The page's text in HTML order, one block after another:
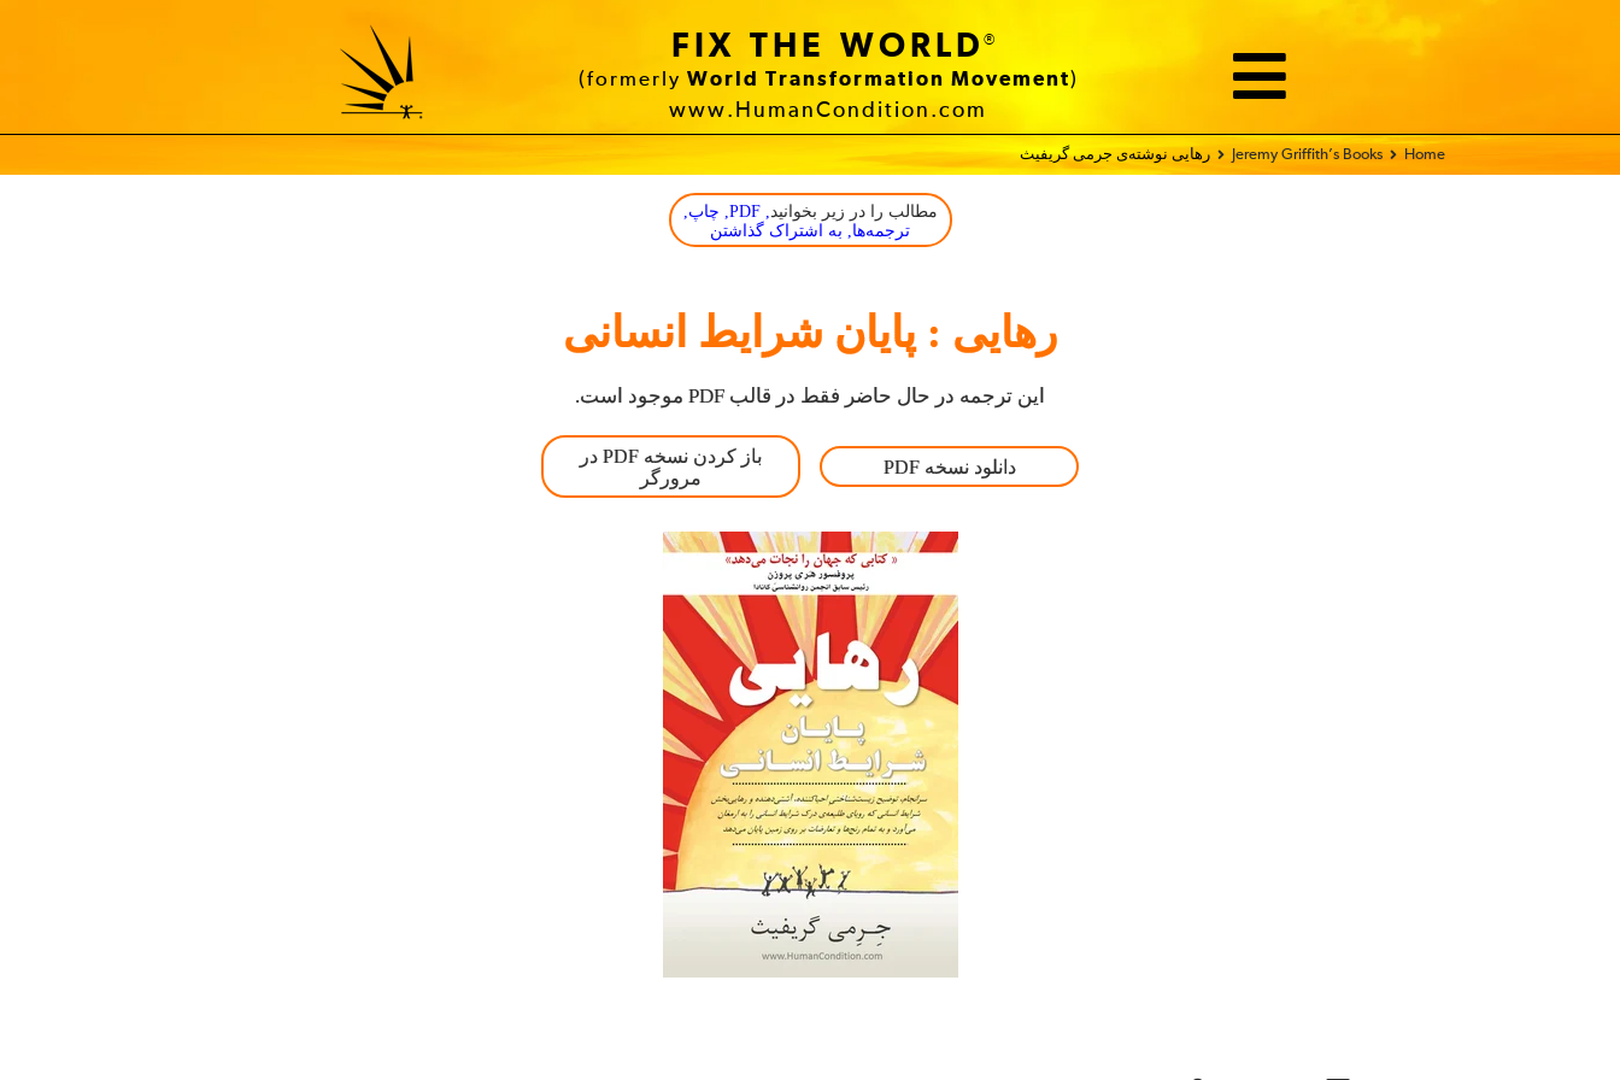
FIX THE WORLD®
(formerly World Transformation Movement)
www.HumanCondition.com
Home
Jeremy Griffith’s Books رهایی نوشته‌ی جرمی گریفیث
مطالب را در زیر بخوانید, PDF, چاپ,
ترجمه‌ها, به اشتراک گذاشتن
رهایی : پایان شرایط انسانی
این ترجمه در حال حاضر فقط در قالب PDF موجود است.
دانلود نسخه PDF
باز کردن نسخه PDF در
مرورگر‬